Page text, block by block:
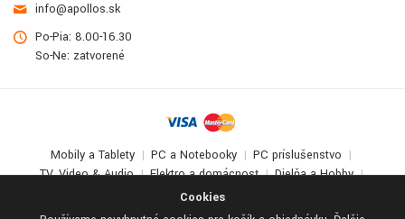
Cookies
info@apollos.sk
Po-Pia: 8.00-16.30
So-Ne: zatvorené
Mobily a Tablety PC a Notebooky
PC príslušenstvo
TV, Video & Audio
Elektro a domácnosť
Dielňa a Hobby
Deti a zábava